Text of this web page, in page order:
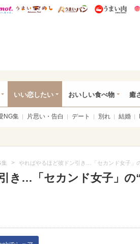
あ総研 ディズニー特集
mimot. うまいめし うまいパン
いい恋したい おいしい食べ物 癒
NG集 片思い・告白 デート 別れ 結婚
集 > やればやるほど彼ドン引き…「セカンド女子」
き…「セカンド女子」の